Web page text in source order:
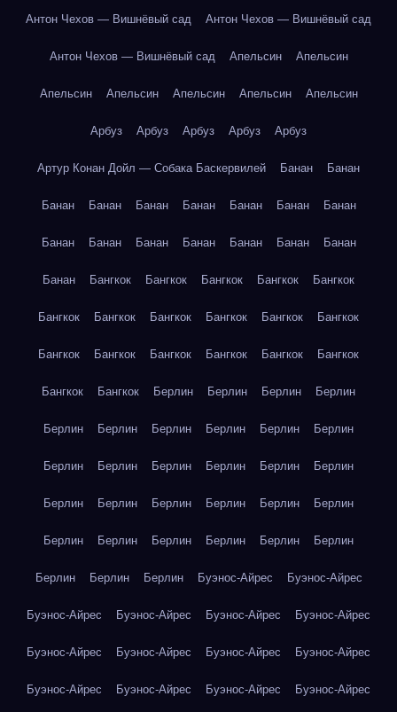
Антон Чехов — Вишнёвый сад Антон Чехов — Вишнёвый сад
Антон Чехов — Вишнёвый сад Апельсин Апельсин
Апельсин Апельсин Апельсин Апельсин Апельсин
Арбуз Арбуз Арбуз Арбуз Арбуз
Артур Конан Дойл — Собака Баскервилей Банан Банан
Банан Банан Банан Банан Банан Банан Банан
Банан Банан Банан Банан Банан Банан Банан
Банан Бангкок Бангкок Бангкок Бангкок Бангкок
Бангкок Бангкок Бангкок Бангкок Бангкок Бангкок
Бангкок Бангкок Бангкок Бангкок Бангкок Бангкок
Бангкок Бангкок Берлин Берлин Берлин Берлин
Берлин Берлин Берлин Берлин Берлин Берлин
Берлин Берлин Берлин Берлин Берлин Берлин
Берлин Берлин Берлин Берлин Берлин Берлин
Берлин Берлин Берлин Берлин Берлин Берлин
Берлин Берлин Берлин Буэнос-Айрес Буэнос-Айрес
Буэнос-Айрес Буэнос-Айрес Буэнос-Айрес Буэнос-Айрес
Буэнос-Айрес Буэнос-Айрес Буэнос-Айрес Буэнос-Айрес
Буэнос-Айрес Буэнос-Айрес Буэнос-Айрес Буэнос-Айрес